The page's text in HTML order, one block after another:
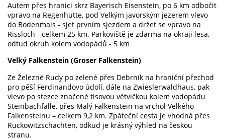
Autem přes hranici skrz Bayerisch Eisenstein, po 6 km odbočit
vpravo na Regenhütte, pod Velkým javorským jezerem vlevo
do Bodenmais - sjet prvním sjezdem a držet se vpravo na
Rissloch - celkem 25 km. Parkoviště je zdarma na okraji lesa,
odtud okruh kolem vodopádů - 5 km
Velký Falkenstein (Groser Falkenstein)
Ze Železné Rudy po zelené přes Debrník na hraniční přechod
pro pěší Ferdinandovo údolí, dále na Zwieslerwaldhaus, pak
vlevo po stezce značené tisovou větvičkou kolem vodopádu
Steinbachfälle, přes Malý Falkenstein na vrchol Velkého
Falkensteinu – celkem 9,2 km. Zpáteční cesta je vhodná přes
Ruckowitzschachten, odkud je krásný výhled na českou
stranu.